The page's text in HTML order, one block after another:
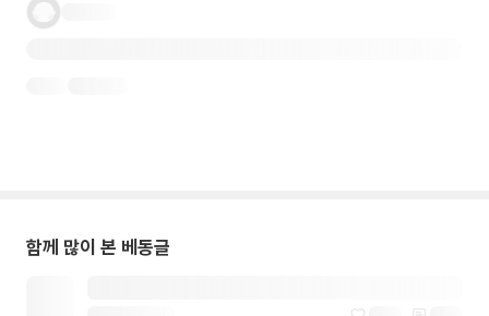
함께 많이 본 베동글